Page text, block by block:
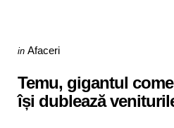
Categories
Posted
in Afaceri
Temu, gigantul
își dublează